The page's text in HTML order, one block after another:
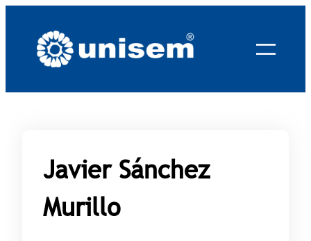
contenido
Javier Sánchez
Murillo